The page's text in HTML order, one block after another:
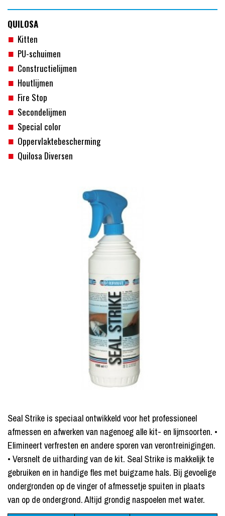
QUILOSA
Kitten
PU-schuimen
Constructielijmen
Houtlijmen
Fire Stop
Secondelijmen
Special color
Oppervlaktebescherming
Quilosa Diversen
Seal Strike is speciaal ontwikkeld voor het professioneel
afmessen en afwerken van nagenoeg alle kit- en lijmsoorten. •
Elimineert verfresten en andere sporen van verontreinigingen.
• Versnelt de uitharding van de kit. Seal Strike is makkelijk te
gebruiken en in handige fles met buigzame hals. Bij gevoelige
ondergronden op de vinger of afmessetje spuiten in plaats
van op de ondergrond. Altijd grondig naspoelen met water.